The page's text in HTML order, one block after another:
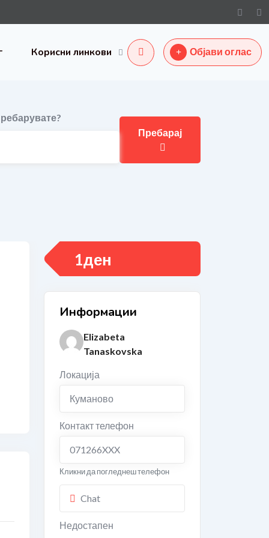
Корисни линкови Објави оглас
Пребарај
1ден
Информации
Elizabeta
Tanaskovska
Локација
Куманово
Контакт телефон
071266XXX
Кликни да погледнеш телефон
Chat
Недостапен